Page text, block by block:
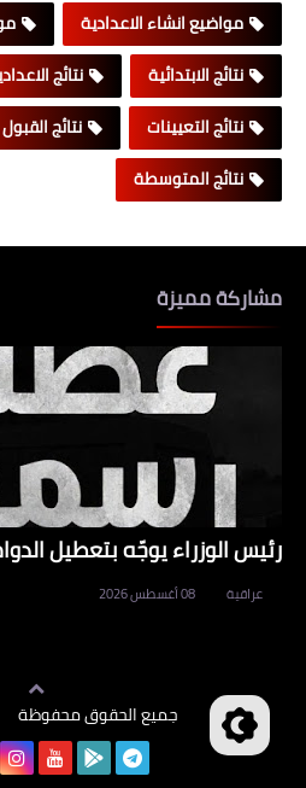
مواضيع انشاء الاعدادية
نتائج الابتدائية
نتائج
نتائج التعيينات
نتائج
نتائج المتوسطة
مشاركة مميزة
رئيس الوزراء يوجّه بتعطيل
عراقية 08 أغسطس 2026
جميع الحقوق محفوظة